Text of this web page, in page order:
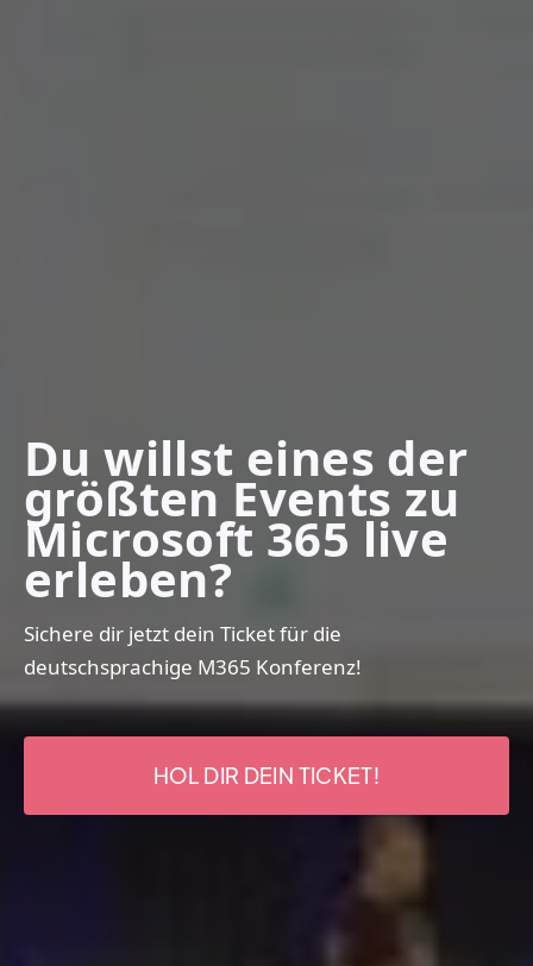
Du willst eines der
größten Events zu
Microsoft 365 live
erleben?
Sichere dir jetzt dein Ticket für die
deutschsprachige M365 Konferenz!
HOL DIR DEIN TICKET!